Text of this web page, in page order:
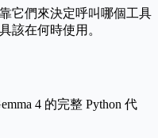
它們來決定呼叫哪個工具
該在何時使用。
4 的完整 Python 代